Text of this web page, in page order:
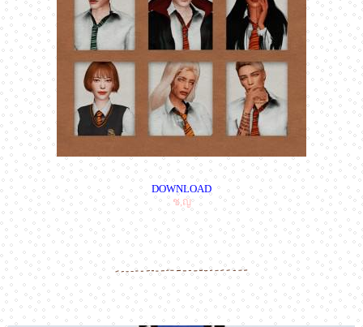
DOWNLOAD
ช,ญ